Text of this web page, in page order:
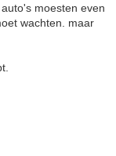
moesten even
wachten. maar